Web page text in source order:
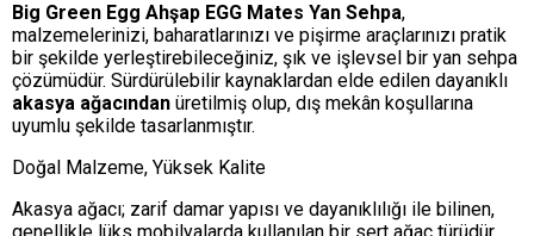
Big Green Egg Ahşap EGG Mates Yan Sehpa,
malzemelerinizi, baharatlarınızı ve pişirme araçlarınızı pratik
bir şekilde yerleştirebileceğiniz, şık ve işlevsel bir yan sehpa
çözümüdür. Sürdürülebilir kaynaklardan elde edilen dayanıklı
akasya ağacından üretilmiş olup, dış mekân koşullarına
uyumlu şekilde tasarlanmıştır.
Doğal Malzeme, Yüksek Kalite
Akasya ağacı; zarif damar yapısı ve dayanıklılığı ile bilinen,